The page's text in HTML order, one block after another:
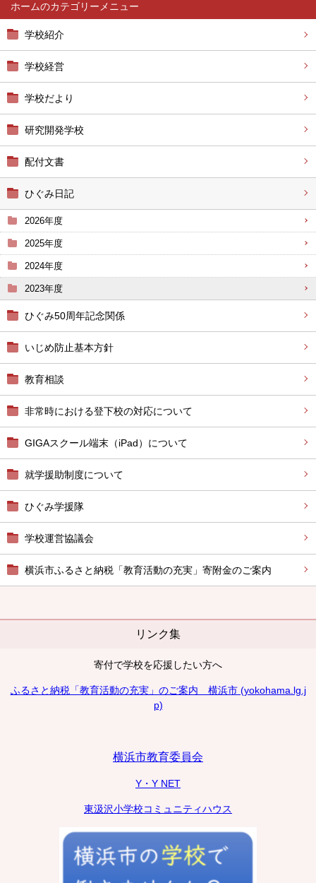
ホーム
学校紹介
学校経営
学校だより
研究開発学校
配付文書
ひぐみ日記
2026年度
2025年度
2024年度
2023年度
ひぐみ50周年記念関係
いじめ防止基本方針
教育相談
非常時における登下校の対応について
GIGAスクール端末（iPad）について
就学援助制度について
ひぐみ学援隊
学校運営協議会
横浜市ふるさと納税「教育活動の充実」寄附金のご案内
リンク集
寄付で学校を応援したい方へ
ふるさと納税「教育活動の充実」のご案内 横浜市 (yokohama.lg.j
p)
横浜市教育委員会
Y・Y NET
東汲沢小学校コミュニティハウス